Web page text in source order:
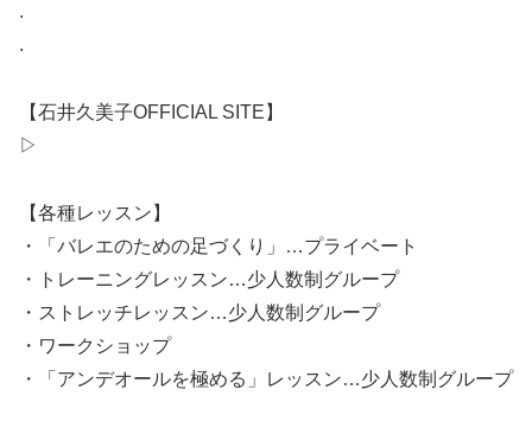
.
.
【石井久美子OFFICIAL SITE】
▷
【各種レッスン】
・「バレエのための足づくり」…プライベート
・トレーニングレッスン…少人数制グループ
・ストレッチレッスン…少人数制グループ
・ワークショップ
・「アンデオールを極める」レッスン…少人数制グループ